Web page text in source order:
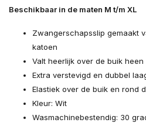
Beschikbaar in de maten M t/m XL
Zwangerschapsslip gemaakt
katoen
Valt heerlijk over de buik heen
Extra verstevigd en dubbel
Elastiek over de buik en rond
Kleur: Wit
Wasmachinebestendig: 30